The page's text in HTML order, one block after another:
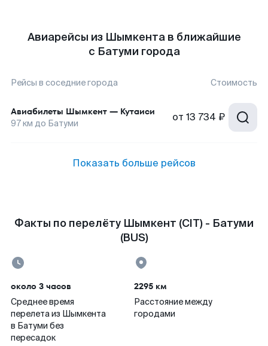
Авиарейсы из Шымкента в ближайшие
с Батуми города
Рейсы в соседние города Стоимость
Авиабилеты Шымкент — Кутаиси
97км до Батуми от 13 734 ₽
Показать больше рейсов
Факты по перелёту Шымкент (CIT) - Батуми
(BUS)
около 3 часов
Среднее время
перелета из Шымкента
в Батуми без
пересадок
2295 км
Расстояние между
городами